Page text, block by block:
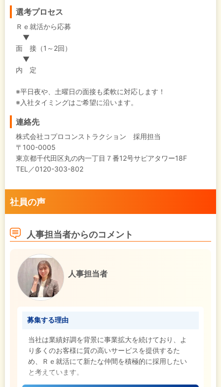
選考プロセス
Ｒｅ就活から応募
▼
面 接（1～2回）
▼
内 定
※平日夜や、土曜日の面接も柔軟に対応します！
※入社タイミングはご希望に沿います。
連絡先
株式会社コプロコンストラクション 採用担当
〒100-0005
東京都千代田区丸の内一丁目７番12号サピアタワー18F
TEL／0120-303-802
社員の声
人事担当者からのコメント
人事担当者
募集する理由
当社は業績好調を背景に事業拡大を続けており、よ
り多くのお客様に質の高いサービスを提供するた
め、Ｒｅ就活にて新たな仲間を積極的に採用したい
と考えています。